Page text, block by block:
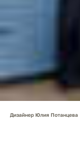
Дизайнер Юлия Потанцева